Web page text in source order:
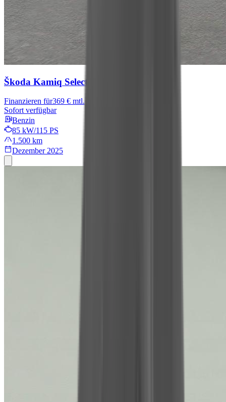
Škoda Kamiq Selection
Finanzieren für369 € mtl.
Sofort verfügbar
Benzin
85 kW/115 PS
1.500 km
Dezember 2025